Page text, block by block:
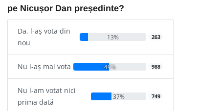
pe Nicușor Dan președinte?
Da, l-aș vota din
nou
13% 263
Nu l-aș mai vota 49% 988
Nu l-am votat nici
prima dată
37% 749